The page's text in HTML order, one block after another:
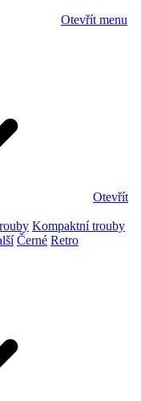
Otevřít menu
Otevřít
Kompaktní trouby
Černé Retro